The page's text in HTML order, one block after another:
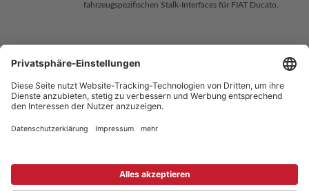
fahrzeugspezifischen Stalk-Interfaces für FIAT Ducato.
Copyright © 2025 ZENEC
Impressum,
YouTube,
Facebook
Dokumente zur Produktkonformität